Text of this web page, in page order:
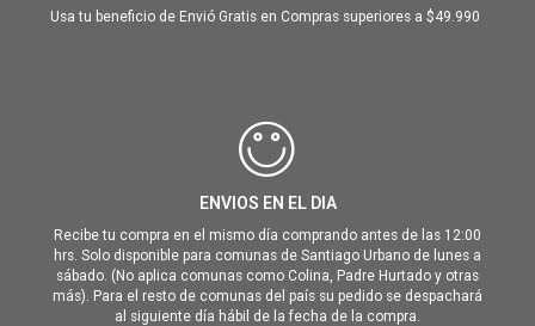
Usa tu beneficio de Envió Gratis en Compras superiores a $49.990
ENVIOS EN EL DIA
Recibe tu compra en el mismo día comprando antes de las 12:00
hrs. Solo disponible para comunas de Santiago Urbano de lunes a
sábado. (No aplica comunas como Colina, Padre Hurtado y otras
más). Para el resto de comunas del país su pedido se despachará
al siguiente día hábil de la fecha de la compra.